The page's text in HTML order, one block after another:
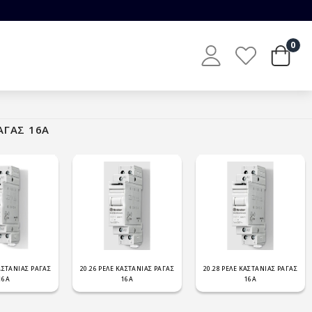
0
ΡΑΓΑΣ
20.26 ΡΕΛΕ ΚΑΣΤΑΝΙΑΣ ΡΑΓΑΣ
16Α
20.28 ΡΕΛΕ ΚΑΣΤΑΝΙΑΣ ΡΑΓΑΣ
16Α
16Α